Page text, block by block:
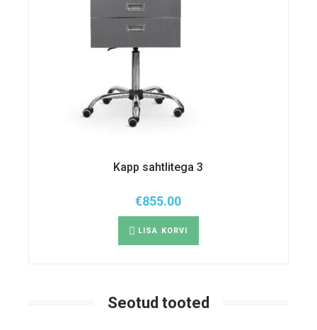
Kapp sahtlitega 3
€855.00
LISA KORVI
Seotud tooted